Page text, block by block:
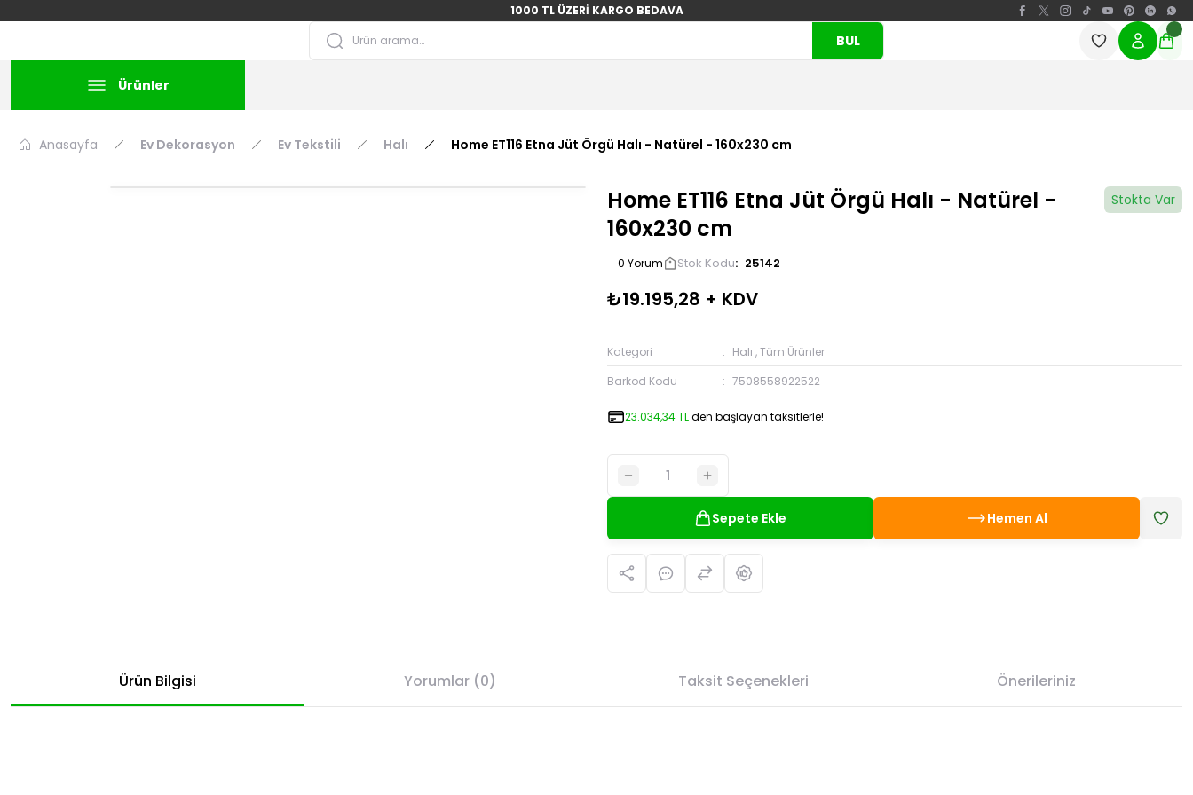
1000 TL ÜZERİ KARGO BEDAVA
BUL
Ürünler
Anasayfa Ev Dekorasyon Ev Tekstili Halı Home ET116 Etna Jüt Örgü Halı - Natürel - 160x230 cm
Home ET116 Etna Jüt Örgü Halı - Natürel -
160x230 cm
Stokta Var
0 Yorum Stok Kodu 25142
₺19.195,28 + KDV
Kategori Halı ,Tüm Ürünler
Barkod Kodu
7508558922522
23.034,34 TLden başlayan taksitlerle!
Sepete Ekle Hemen Al
Ürün Bilgisi Yorumlar (0) Taksit Seçenekleri Önerileriniz